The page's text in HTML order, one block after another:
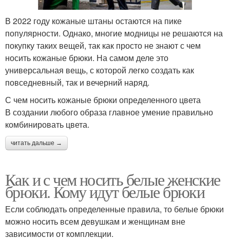
В 2022 году кожаные штаны остаются на пике
популярности. Однако, многие модницы не решаются на
покупку таких вещей, так как просто не знают с чем
носить кожаные брюки. На самом деле это
универсальная вещь, с которой легко создать как
повседневный, так и вечерний наряд.
С чем носить кожаные брюки определенного цвета
В создании любого образа главное умение правильно
комбинировать цвета.
читать дальше →
Как и с чем носить белые женские
брюки. Кому идут белые брюки
Если соблюдать определенные правила, то белые брюки
можно носить всем девушкам и женщинам вне
зависимости от комплекции.